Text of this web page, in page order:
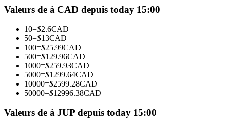
Devenez un trader de copie
Profitez du partage des bénéfices et des commissions de copy
Valeurs de à CAD depuis today 15:00
10=$2.6CAD
50=$13CAD
100=$25.99CAD
500=$129.96CAD
1000=$259.93CAD
5000=$1299.64CAD
10000=$2599.28CAD
50000=$12996.38CAD
Valeurs de à JUP depuis today 15:00